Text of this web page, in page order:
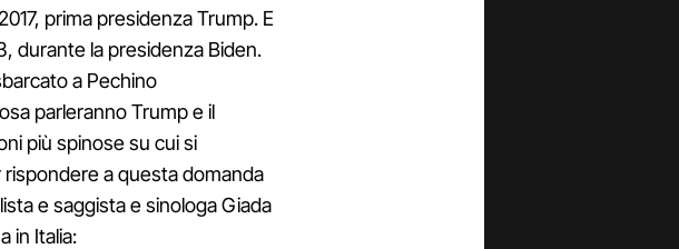
prima presidenza Trump. E
durante la presidenza Biden.
a Pechino
parleranno Trump e il
più spinose su cui si
a questa domanda
e saggista e sinologa Giada
in Italia: